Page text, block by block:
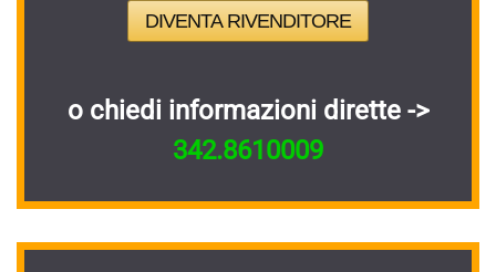
DIVENTA RIVENDITORE
o chiedi informazioni dirette ->
342.8610009